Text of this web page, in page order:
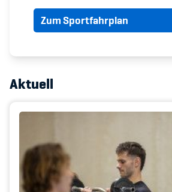
Blog
Diversität & Inklusion
Infomails
Schwangerschaft & Sport
Spitzensport & Studium
Zum Sportfahrplan
Aktuell